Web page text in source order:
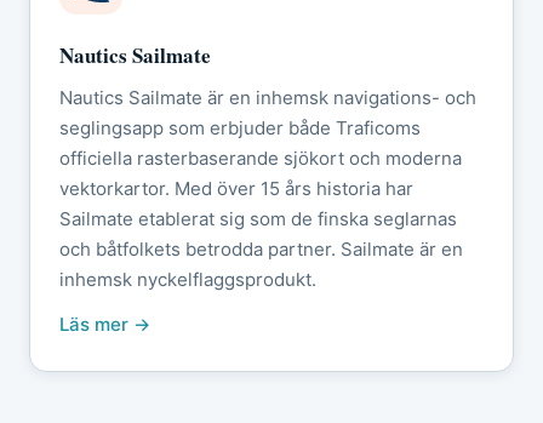
Nautics Sailmate
Nautics Sailmate är en inhemsk navigations- och
seglingsapp som erbjuder både Traficoms
officiella rasterbaserande sjökort och moderna
vektorkartor. Med över 15 års historia har
Sailmate etablerat sig som de finska seglarnas
och båtfolkets betrodda partner. Sailmate är en
inhemsk nyckelflaggsprodukt.
Läs mer →